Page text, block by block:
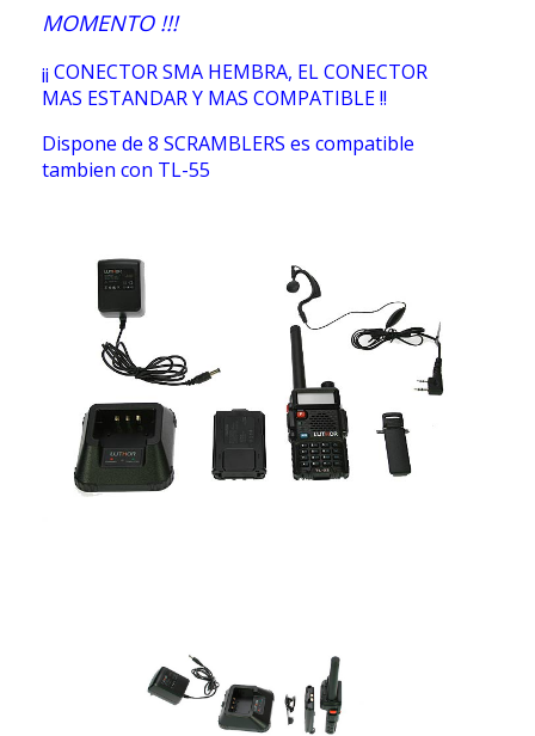
MOMENTO !!!
¡¡ CONECTOR SMA HEMBRA, EL CONECTOR
MAS ESTANDAR Y MAS COMPATIBLE !!
Dispone de 8 SCRAMBLERS es compatible
tambien con TL-55